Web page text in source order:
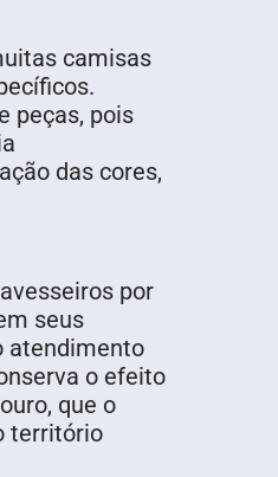
camisas
peças, pois
das cores,
por
seus
atendimento
o efeito
que o
território